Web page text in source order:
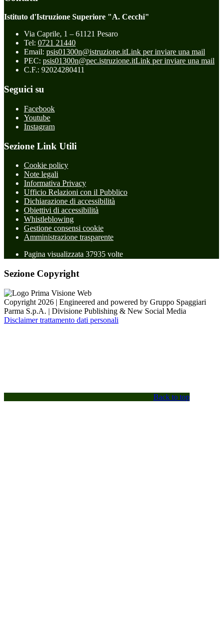
Istituto d'Istruzione Superiore "A. Cecchi"
Via Caprile, 1 – 61121 Pesaro
Tel: 0721 21440
Email: psis01300n@istruzione.itLink per inviare una mail
PEC: psis01300n@pec.istruzione.itLink per inviare una mail
C.F.: 92024280411
Seguici su
Facebook
Youtube
Instagram
Sezione Link Utili
Cookie policy
Note legali
Informativa Privacy
Ufficio Relazioni con il Pubblico
Dichiarazione di accessibilità
Obiettivi di accessibilità
Whistleblowing
Gestione consensi cookie
Amministrazione trasparente
Pagina visualizzata 37935 volte
Sezione Copyright
Copyright 2026 | Engineered and powered by Gruppo Spaggiari
Parma S.p.A. | Divisione Publishing & New Social Media
Disclaimer trattamento dati personali
Back to top